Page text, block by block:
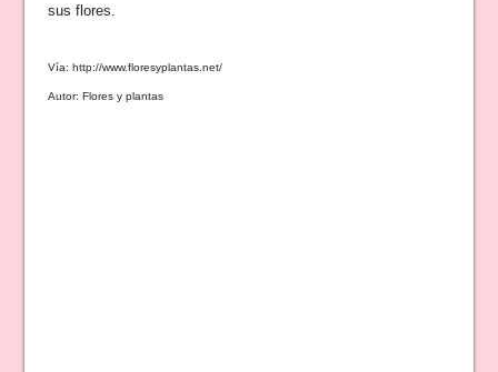
sus flores.
Vía: http://www.floresyplantas.net/
Autor: Flores y plantas